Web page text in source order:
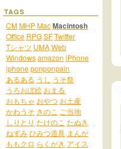
TAGS
CMMHPMacMacintosh
Office RPGSFTwitter
Tシャツ UMAWeb
Windowsamazon iPhone
iphoneponponpain
あるある うし うそ祭
うろおぼ絵 おまる
おもちゃ おやつ お土産
かわうそ きのこ ご当地
しりとり たけのこ たぬき
ねずみひみつ道具 まんが
ももクロ らくがき アイス